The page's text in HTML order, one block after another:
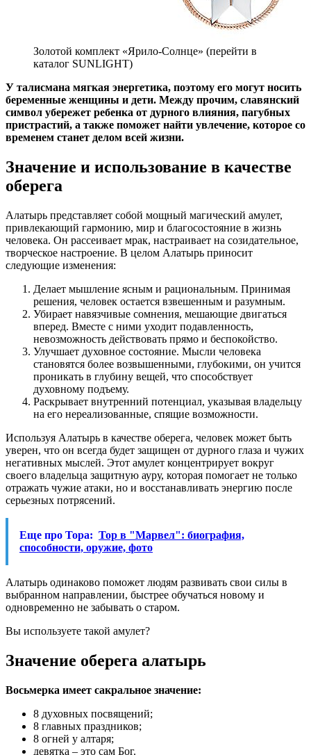
Золотой комплект «Ярило-Солнце» (перейти в
каталог SUNLIGHT)
У талисмана мягкая энергетика, поэтому его могут носить
беременные женщины и дети. Между прочим, славянский
символ убережет ребенка от дурного влияния, пагубных
пристрастий, а также поможет найти увлечение, которое со
временем станет делом всей жизни.
Значение и использование в качестве
оберега
Алатырь представляет собой мощный магический амулет,
привлекающий гармонию, мир и благосостояние в жизнь
человека. Он рассеивает мрак, настраивает на созидательное,
творческое настроение. В целом Алатырь приносит
следующие изменения:
Делает мышление ясным и рациональным. Принимая
решения, человек остается взвешенным и разумным.
Убирает навязчивые сомнения, мешающие двигаться
вперед. Вместе с ними уходит подавленность,
невозможность действовать прямо и беспокойство.
Улучшает духовное состояние. Мысли человека
становятся более возвышенными, глубокими, он учится
проникать в глубину вещей, что способствует
духовному подъему.
Раскрывает внутренний потенциал, указывая владельцу
на его нереализованные, спящие возможности.
Используя Алатырь в качестве оберега, человек может быть
уверен, что он всегда будет защищен от дурного глаза и чужих
негативных мыслей. Этот амулет концентрирует вокруг
своего владельца защитную ауру, которая помогает не только
отражать чужие атаки, но и восстанавливать энергию после
серьезных потрясений.
Еще про Тора: Тор в "Марвел": биография,
способности, оружие, фото
Алатырь одинаково поможет людям развивать свои силы в
выбранном направлении, быстрее обучаться новому и
одновременно не забывать о старом.
Вы используете такой амулет?
Значение оберега алатырь
Восьмерка имеет сакральное значение:
8 духовных посвящений;
8 главных праздников;
8 огней у алтаря;
девятка – это сам Бог.